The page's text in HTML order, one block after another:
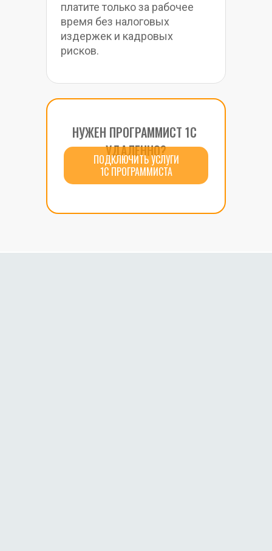
платите только за рабочее
время без налоговых
издержек и кадровых
рисков.
НУЖЕН ПРОГРАММИСТ 1С
УДАЛЕННО?
ПОДКЛЮЧИТЬ УСЛУГИ
1С ПРОГРАММИСТА